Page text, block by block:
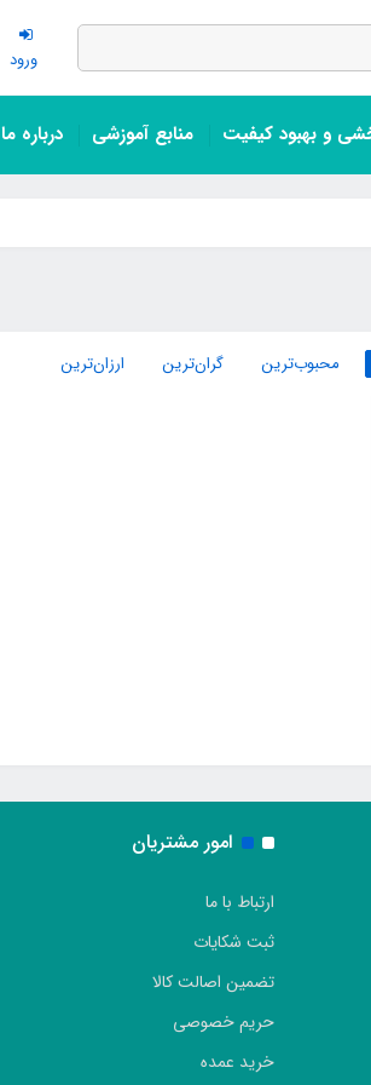
ورود
و بهبود کیفیت منابع آموزشی درباره ما
محبوب‌ترین گران‌ترین ارزان‌ترین
امور مشتریان
ارتباط با ما
ثبت شکایات
تضمین اصالت کالا
حریم خصوصی
خرید عمده